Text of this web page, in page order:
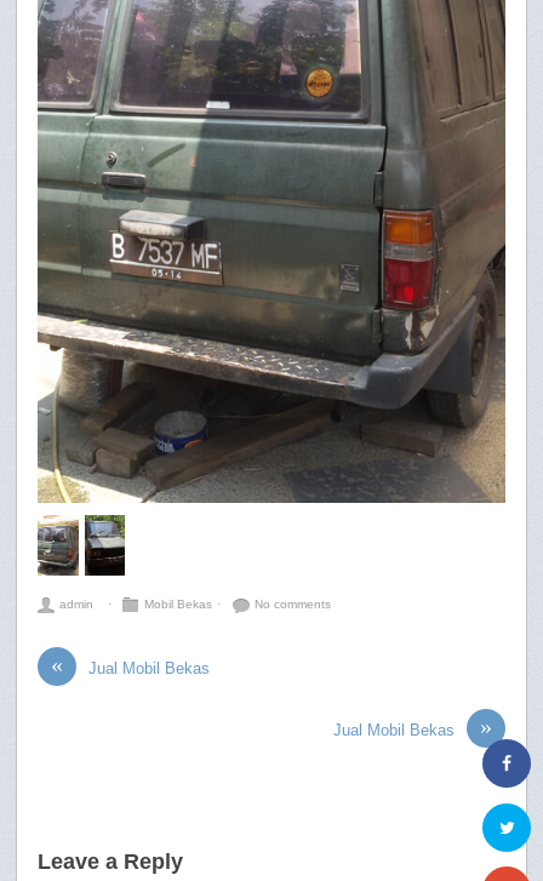
admin ⋅ Mobil Bekas ⋅ No comments
« Jual Mobil Bekas
»
Jual Mobil Bekas
Leave a Reply